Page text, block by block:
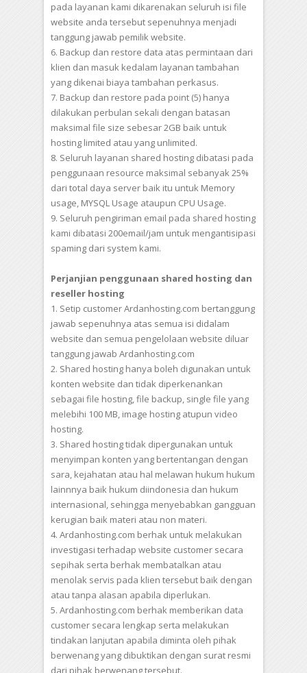
pada layanan kami dikarenakan seluruh isi file
website anda tersebut sepenuhnya menjadi
tanggung jawab pemilik website.
6. Backup dan restore data atas permintaan dari
klien dan masuk kedalam layanan tambahan
yang dikenai biaya tambahan perkasus.
7. Backup dan restore pada point (5) hanya
dilakukan perbulan sekali dengan batasan
maksimal file size sebesar 2GB baik untuk
hosting limited atau yang unlimited.
8. Seluruh layanan shared hosting dibatasi pada
penggunaan resource maksimal sebanyak 25%
dari total daya server baik itu untuk Memory
usage, MYSQL Usage ataupun CPU Usage.
9. Seluruh pengiriman email pada shared hosting
kami dibatasi 200email/jam untuk mengantisipasi
spaming dari system kami.
Perjanjian penggunaan shared hosting dan
reseller hosting
1. Setip customer Ardanhosting.com bertanggung
jawab sepenuhnya atas semua isi didalam
website dan semua pengelolaan website diluar
tanggung jawab Ardanhosting.com
2. Shared hosting hanya boleh digunakan untuk
konten website dan tidak diperkenankan
sebagai file hosting, file backup, single file yang
melebihi 100 MB, image hosting atupun video
hosting.
3. Shared hosting tidak dipergunakan untuk
menyimpan konten yang bertentangan dengan
sara, kejahatan atau hal melawan hukum hukum
lainnnya baik hukum diindonesia dan hukum
internasional, sehingga menyebabkan gangguan
kerugian baik materi atau non materi.
4. Ardanhosting.com berhak untuk melakukan
investigasi terhadap website customer secara
sepihak serta berhak membatalkan atau
menolak servis pada klien tersebut baik dengan
atau tanpa alasan apabila diperlukan.
5. Ardanhosting.com berhak memberikan data
customer secara lengkap serta melakukan
tindakan lanjutan apabila diminta oleh pihak
berwenang yang dibuktikan dengan surat resmi
dari pihak berwenang tersebut.